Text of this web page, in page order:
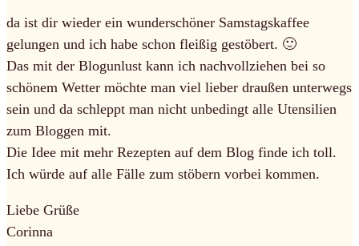
da ist dir wieder ein wunderschöner Samstagskaffee
gelungen und ich habe schon fleißig gestöbert. 🙂
Das mit der Blogunlust kann ich nachvollziehen bei so
schönem Wetter möchte man viel lieber draußen unterwegs
sein und da schleppt man nicht unbedingt alle Utensilien
zum Bloggen mit.
Die Idee mit mehr Rezepten auf dem Blog finde ich toll.
Ich würde auf alle Fälle zum stöbern vorbei kommen.
Liebe Grüße
Corinna